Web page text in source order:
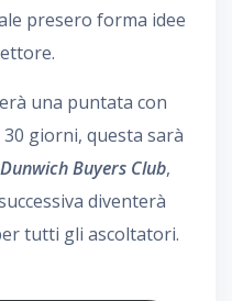
presero forma idee
una puntata con
giorni, questa sarà
Buyers Club,
diventerà
tutti gli ascoltatori.